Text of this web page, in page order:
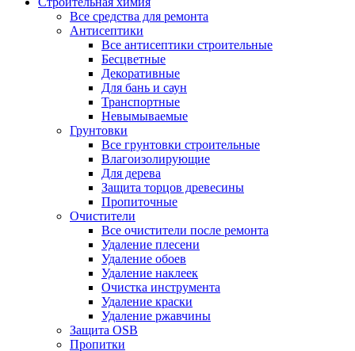
Все средства для ремонта
Антисептики
Все антисептики строительные
Бесцветные
Декоративные
Для бань и саун
Транспортные
Невымываемые
Грунтовки
Все грунтовки строительные
Влагоизолирующие
Для дерева
Защита торцов древесины
Пропиточные
Очистители
Все очистители после ремонта
Удаление плесени
Удаление обоев
Удаление наклеек
Очистка инструмента
Удаление краски
Удаление ржавчины
Защита OSB
Пропитки